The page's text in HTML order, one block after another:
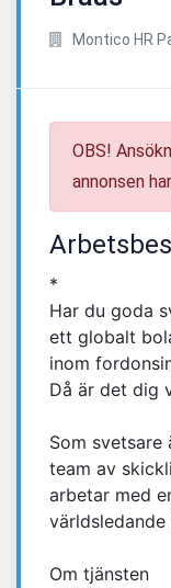
Montico HR
OBS!
annonsen
*
Har du goda
ett globalt
inom
Då är det dig
Som
team av
arbetar med
Om tjänsten